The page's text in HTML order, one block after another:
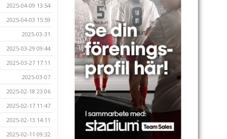
2025-04-09 13:54
2025-04-03 15:59
2025-03-31
2025-03-29 09:44
2025-03-27 17:11
2025-03-07
2025-02-18 23:06
2025-02-17 11:47
2025-02-13 14:11
2025-02-11 09:32